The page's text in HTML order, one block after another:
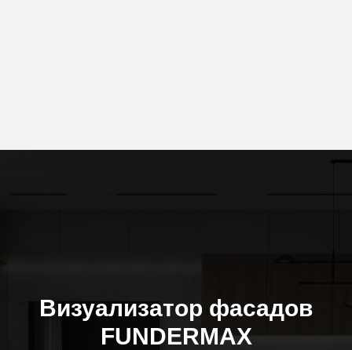
Визуализатор фасадов
FUNDERMAX